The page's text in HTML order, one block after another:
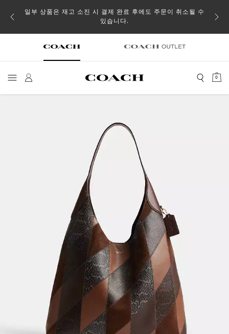
일부 상품은 재고 소진 시 결제 완료 후에도 주문이 취소될 수
있습니다.
0